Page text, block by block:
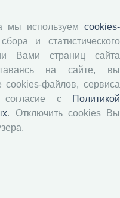
мы используем cookies-
и статистического
Вами страниц сайта
на сайте, вы
cookies-файлов, сервиса
согласие с
Политикой
. Отключить cookies Вы